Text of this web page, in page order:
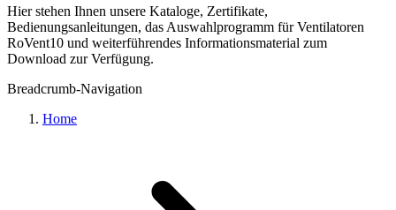
Hier stehen Ihnen unsere Kataloge, Zertifikate,
Bedienungsanleitungen, das Auswahlprogramm für Ventilatoren
RoVent10 und weiterführendes Informationsmaterial zum
Download zur Verfügung.
Breadcrumb-Navigation
Home